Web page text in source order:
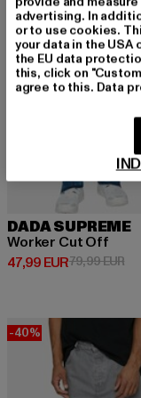
DADA SUPREME
Worker Cut Off
47,99 EUR
Derzeitiger Preis:
79,99 EUR
-40%
advertising. In
or to use cookies.
your data in the USA
the EU data
this, click on
agree to this. Data